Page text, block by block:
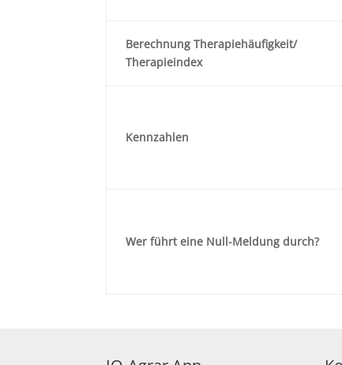
Berechnung Therapiehäufigkeit/
Therapieindex
Kennzahlen
Wer führt eine Null-Meldung durch?